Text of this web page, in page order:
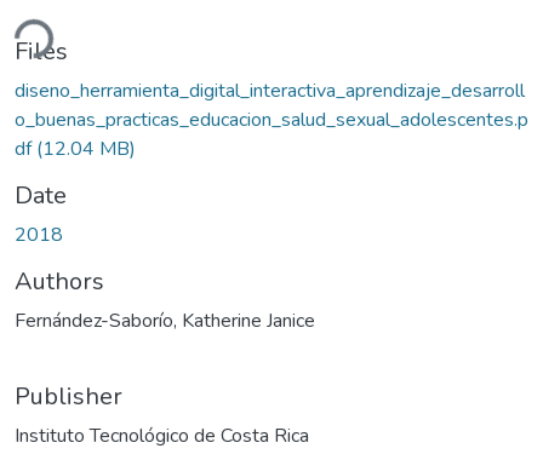
Files
diseno_herramienta_digital_interactiva_aprendizaje_desarroll
o_buenas_practicas_educacion_salud_sexual_adolescentes.p
df(12.04 MB)
Date
2018
Authors
Fernández-Saborío, Katherine Janice
Publisher
Instituto Tecnológico de Costa Rica